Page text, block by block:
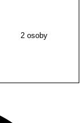
2 osoby